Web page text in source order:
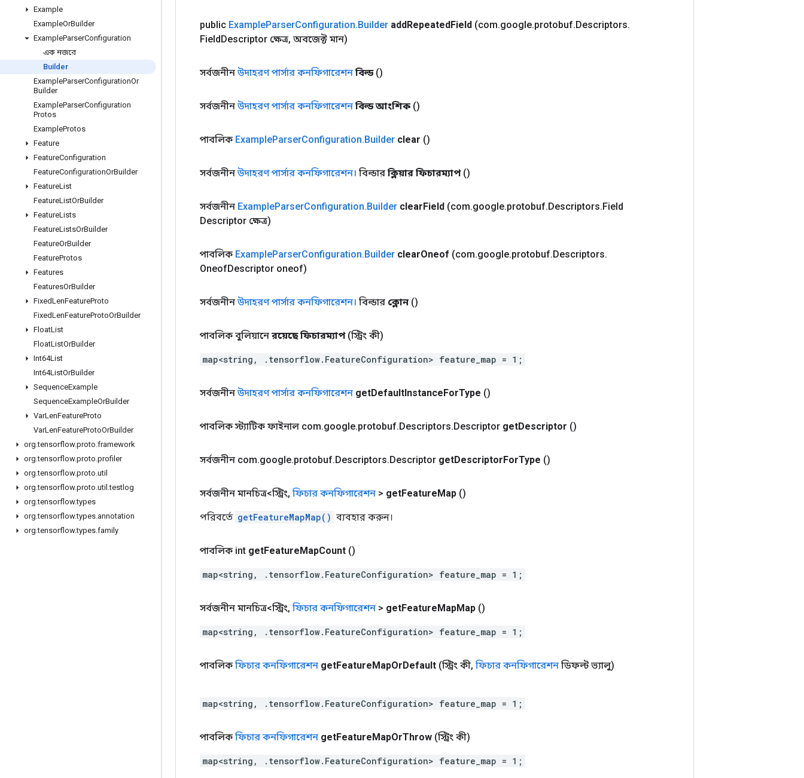
Example
ExampleOrBuilder
ExampleParserConfiguration
এক নজরে
Builder
ExampleParserConfigurationOr
Builder
ExampleParserConfiguration
Protos
ExampleProtos
Feature
FeatureConfiguration
FeatureConfigurationOrBuilder
FeatureList
FeatureListOrBuilder
FeatureLists
FeatureListsOrBuilder
FeatureOrBuilder
FeatureProtos
Features
FeaturesOrBuilder
FixedLenFeatureProto
FixedLenFeatureProtoOrBuilder
FloatList
FloatListOrBuilder
Int64List
Int64ListOrBuilder
SequenceExample
SequenceExampleOrBuilder
VarLenFeatureProto
VarLenFeatureProtoOrBuilder
org.tensorflow.proto.framework
org.tensorflow.proto.profiler
org.tensorflow.proto.util
org.tensorflow.proto.util .testlog
org.tensorflow.types
org.tensorflow.types.annotation
org.tensorflow.types.family
public ExampleParserConfiguration.Builder addRepeatedField (com.google.protobuf.Descriptors.
FieldDescriptor ক্ষেত্র, অবজেক্ট মান)
সর্বজনীনউদাহরণ পার্সার কনফিগারেশন বিল্ড ()
সর্বজনীনউদাহরণ পার্সার কনফিগারেশন বিল্ড আংশিক ()
পাবলিক ExampleParserConfiguration.Builder clear ()
সর্বজনীনউদাহরণ পার্সার কনফিগারেশন। বিল্ডার ক্লিয়ার ফিচারম্যাপ ()
সর্বজনীন ExampleParserConfiguration.Builder clearField (com.google.protobuf.Descriptors.Field
Descriptor ক্ষেত্র)
পাবলিক ExampleParserConfiguration.Builder clearOneof (com.google.protobuf.Descriptors.
OneofDescriptor oneof)
সর্বজনীনউদাহরণ পার্সার কনফিগারেশন। বিল্ডার ক্লোন ()
পাবলিক বুলিয়ানে রয়েছে ফিচারম্যাপ (স্ট্রিং কী)
map<string, .tensorflow.FeatureConfiguration> feature_map = 1;
সর্বজনীনউদাহরণ পার্সার কনফিগারেশন getDefaultInstanceForType ()
পাবলিক স্ট্যাটিক ফাইনাল com.google.protobuf.Descriptors.Descriptor getDescriptor ()
সর্বজনীন com.google.protobuf.Descriptors.Descriptor getDescriptorForType ()
সর্বজনীন মানচিত্র<স্ট্রিং, ফিচার কনফিগারেশন > getFeatureMap ()
পরিবর্তে getFeatureMapMap() ব্যবহার করুন।
পাবলিক int getFeatureMapCount ()
map<string, .tensorflow.FeatureConfiguration> feature_map = 1;
সর্বজনীন মানচিত্র<স্ট্রিং, ফিচার কনফিগারেশন > getFeatureMapMap ()
map<string, .tensorflow.FeatureConfiguration> feature_map = 1;
পাবলিক ফিচার কনফিগারেশন getFeatureMapOrDefault (স্ট্রিং কী, ফিচার কনফিগারেশন ডিফল্ট ভ্যালু)
map<string, .tensorflow.FeatureConfiguration> feature_map = 1;
পাবলিক ফিচার কনফিগারেশন getFeatureMapOrThrow (স্ট্রিং কী)
map<string, .tensorflow.FeatureConfiguration> feature_map = 1;